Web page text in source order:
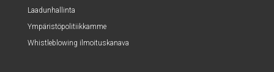
Laa­dun­hal­lin­ta
Ympä­ris­tö­po­li­tiik­kam­me
Whist­le­blowing ilmoituskanava